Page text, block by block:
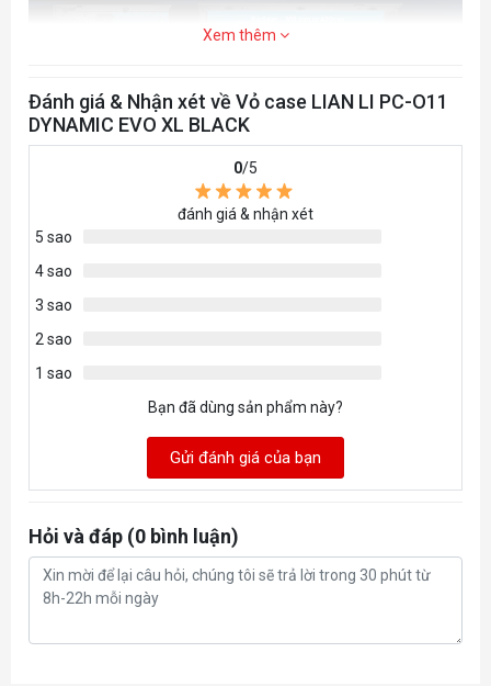
CPU Cooler Height Clearance
167mm(Max)
PSU
ATX(under 220mm
Radiator Support
(Top) 360 / 420 / 240 / 280
(Side) 360 / 420 / 240 / 280
(Bottom) 360 / 420 / 240 / 280
(Top) 120mm x3 / 140mm x3
(Side) 120mm x3 / 140mm x3
(Rear)120 mm x1 or 2
Dust Filter
Xem thêm
Đánh giá & Nhận xét về Vỏ case LIAN LI PC-O11
DYNAMIC EVO XL BLACK
0/5
đánh giá & nhận xét
5 sao
4 sao
3 sao
2 sao
1 sao
Bạn đã dùng sản phẩm này?
Gửi đánh giá của bạn
Hỏi và đáp (0 bình luận)